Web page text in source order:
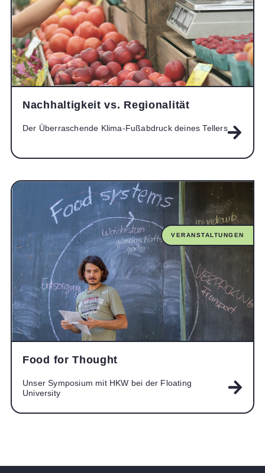
Nachhaltigkeit vs. Regionalität
Der Überraschende Klima-Fußabdruck deines Tellers
VERANSTALTUNGEN
Food for Thought
Unser Symposium mit HKW bei der Floating
University